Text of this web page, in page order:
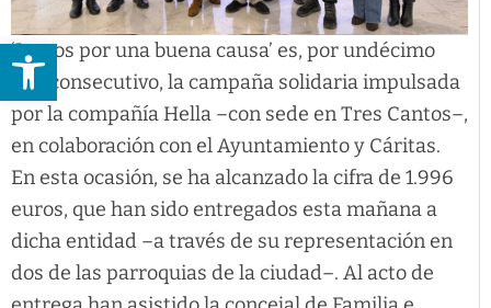
Abrir barra de herramientas
‘Juntos por una buena causa’ es, por undécimo
año consecutivo, la campaña solidaria impulsada
por la compañía Hella –con sede en Tres Cantos–,
en colaboración con el Ayuntamiento y Cáritas.
En esta ocasión, se ha alcanzado la cifra de 1.996
euros, que han sido entregados esta mañana a
dicha entidad –a través de su representación en
dos de las parroquias de la ciudad–. Al acto de